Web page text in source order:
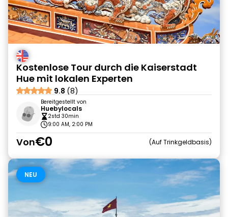
Kostenlose Tour durch die Kaiserstadt
Hue mit lokalen Experten
9.8 (8)
Bereitgestellt von
Huebylocals
2std 30min
9:00 AM, 2:00 PM
Von€0 Auf Trinkgeldbasis
NEU